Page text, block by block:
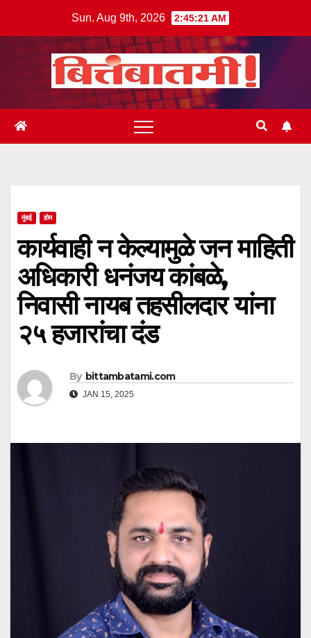
Sun. Aug 9th, 2026 2:45:21 AM
मुंबई होम
कार्यवाही न केल्यामुळे जन माहिती
अधिकारी धनंजय कांबळे,
निवासी नायब तहसीलदार यांना
२५ हजारांचा दंड
By bittambatami.com
JAN 15, 2025